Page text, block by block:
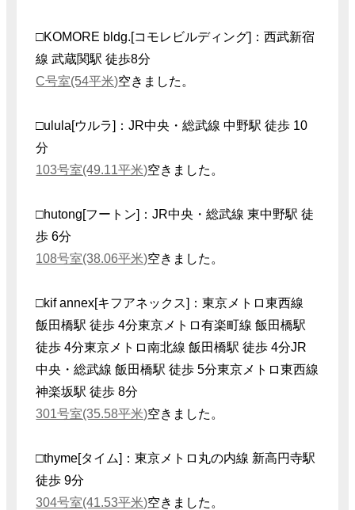
□KOMORE bldg.[コモレビルディング]：西武新宿
線 武蔵関駅 徒歩8分
C号室(54平米)空きました。
□ulula[ウルラ]：JR中央・総武線 中野駅 徒歩 10
分
103号室(49.11平米)空きました。
□hutong[フートン]：JR中央・総武線 東中野駅 徒
歩 6分
108号室(38.06平米)空きました。
□kif annex[キフアネックス]：東京メトロ東西線
飯田橋駅 徒歩 4分東京メトロ有楽町線 飯田橋駅
徒歩 4分東京メトロ南北線 飯田橋駅 徒歩 4分JR
中央・総武線 飯田橋駅 徒歩 5分東京メトロ東西線
神楽坂駅 徒歩 8分
301号室(35.58平米)空きました。
□thyme[タイム]：東京メトロ丸の内線 新高円寺駅
徒歩 9分
304号室(41.53平米)空きました。